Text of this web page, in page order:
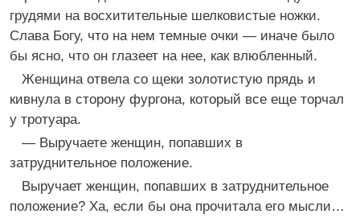
грудями на восхитительные шелковистые ножки.
Слава Богу, что на нем темные очки — иначе было
бы ясно, что он глазеет на нее, как влюбленный.
Женщина отвела со щеки золотистую прядь и
кивнула в сторону фургона, который все еще торчал
у тротуара.
— Выручаете женщин, попавших в
затруднительное положение.
Выручает женщин, попавших в затруднительное
положение? Ха, если бы она прочитала его мысли…